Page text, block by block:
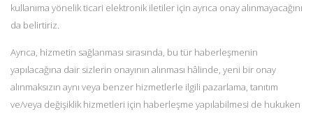
kullanıma yönelik ticari elektronik iletiler için ayrıca onay alınmayacağını
da belirtiriz.
Ayrıca, hizmetin sağlanması sırasında, bu tür haberleşmenin
yapılacağına dair sizlerin onayının alınması hâlinde, yeni bir onay
alınmaksızın aynı veya benzer hizmetlerle ilgili pazarlama, tanıtım
ve/veya değişiklik hizmetleri için haberleşme yapılabilmesi de hukuken